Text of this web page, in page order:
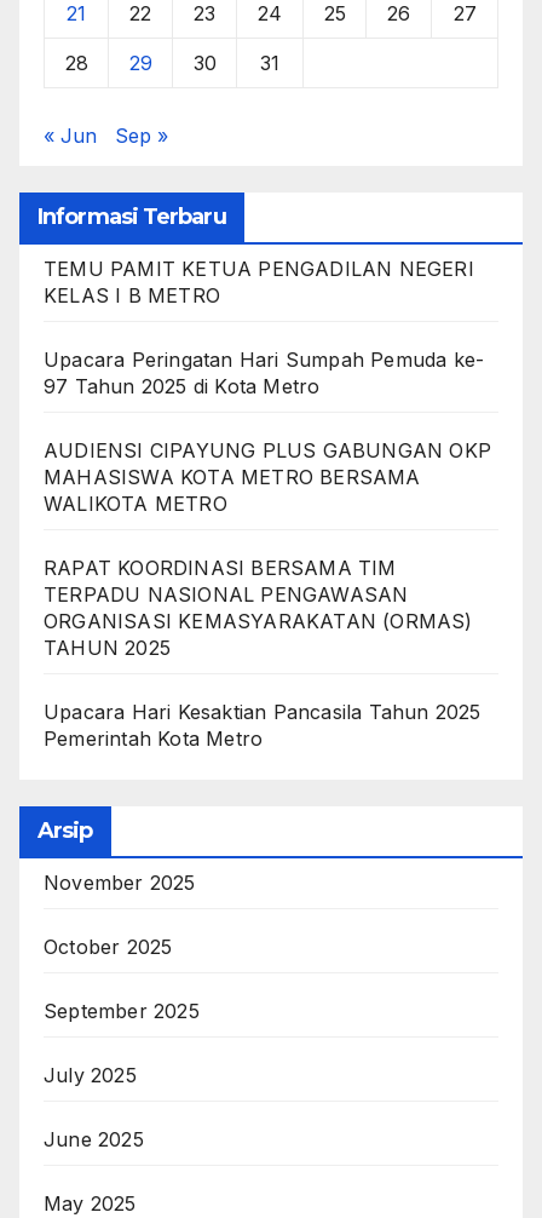
21 22 23 24 25 26 27
28 29 30 31
« Jun Sep »
Informasi Terbaru
TEMU PAMIT KETUA PENGADILAN NEGERI
KELAS I B METRO
Upacara Peringatan Hari Sumpah Pemuda ke-
97 Tahun 2025 di Kota Metro
AUDIENSI CIPAYUNG PLUS GABUNGAN OKP
MAHASISWA KOTA METRO BERSAMA
WALIKOTA METRO
RAPAT KOORDINASI BERSAMA TIM
TERPADU NASIONAL PENGAWASAN
ORGANISASI KEMASYARAKATAN (ORMAS)
TAHUN 2025
Upacara Hari Kesaktian Pancasila Tahun 2025
Pemerintah Kota Metro
Arsip
November 2025
October 2025
September 2025
July 2025
June 2025
May 2025